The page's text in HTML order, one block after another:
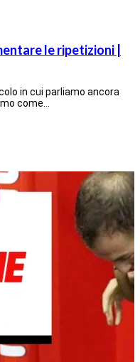
le ripetizioni |
in cui parliamo ancora
come…